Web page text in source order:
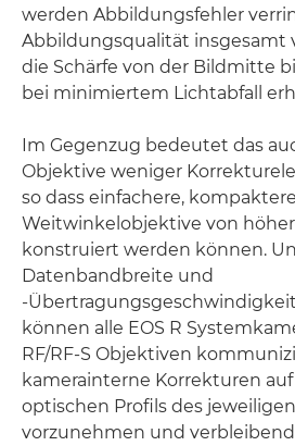
werden Abbildungsfehler
Abbildungsqualität insgesamt
die Schärfe von der Bildmitte
bei minimiertem Lichtabfall
Im Gegenzug bedeutet das
Objektive weniger
so dass einfachere, kompaktere
Weitwinkelobjektive von
konstruiert werden können.
Datenbandbreite und
-
können alle EOS R
RF/RF-S Objektiven
kamerainterne Korrekturen
optischen Profils des
vorzunehmen und